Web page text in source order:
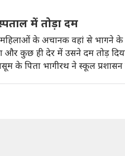
में तोड़ा दम
महिलाओं के अचानक वहां से भागने
और कुछ ही देर में उसने दम तोड़
के पिता भागीरथ ने स्कूल